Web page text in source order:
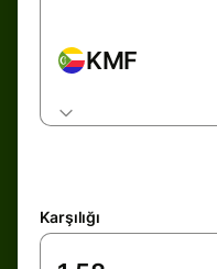
KMF
Karşılığı